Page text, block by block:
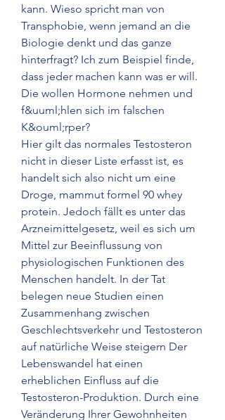
kann. Wieso spricht man von
Transphobie, wenn jemand an die
Biologie denkt und das ganze
hinterfragt? Ich zum Beispiel finde,
dass jeder machen kann was er will.
Die wollen Hormone nehmen und
f&uuml;hlen sich im falschen
K&ouml;rper?
Hier gilt das normales Testosteron
nicht in dieser Liste erfasst ist, es
handelt sich also nicht um eine
Droge, mammut formel 90 whey
protein. Jedoch fällt es unter das
Arzneimittelgesetz, weil es sich um
Mittel zur Beeinflussung von
physiologischen Funktionen des
Menschen handelt. In der Tat
belegen neue Studien einen
Zusammenhang zwischen
Geschlechtsverkehr und Testosteron
auf natürliche Weise steigern Der
Lebenswandel hat einen
erheblichen Einfluss auf die
Testosteron-Produktion. Durch eine
Veränderung Ihrer Gewohnheiten